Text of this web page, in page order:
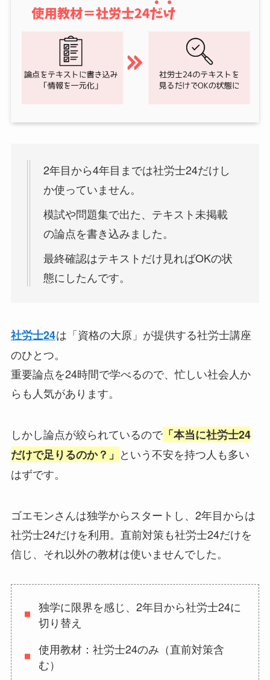
2年目から4年目までは社労士24だけし
か使っていません。
模試や問題集で出た、テキスト未掲載
の論点を書き込みました。
最終確認はテキストだけ見ればOKの状
態にしたんです。
社労士24は「資格の大原」が提供する社労士講座
のひとつ。
重要論点を24時間で学べるので、忙しい社会人か
らも人気があります。
しかし論点が絞られているので「本当に社労士24
だけで足りるのか？」 という不安を持つ人も多い
はずです。
ゴエモンさんは独学からスタートし、2年目からは
社労士24だけを利用。直前対策も社労士24だけを
信じ、それ以外の教材は使いませんでした。
独学に限界を感じ、2年目から社労士24に
切り替え
使用教材：社労士24のみ（直前対策含
む）